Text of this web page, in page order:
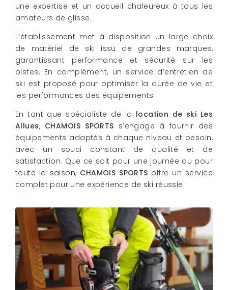
une expertise et un accueil chaleureux à tous les
amateurs de glisse.
L’établissement met à disposition un large choix
de matériel de ski issu de grandes marques,
garantissant performance et sécurité sur les
pistes. En complément, un service d’entretien de
ski est proposé pour optimiser la durée de vie et
les performances des équipements.
En tant que spécialiste de la location de ski Les
Allues, CHAMOIS SPORTS s’engage à fournir des
équipements adaptés à chaque niveau et besoin,
avec un souci constant de qualité et de
satisfaction. Que ce soit pour une journée ou pour
toute la saison, CHAMOIS SPORTS offre un service
complet pour une expérience de ski réussie.